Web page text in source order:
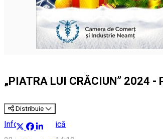
„PIATRA LUI CRĂCIUN” 2024 -
Distribuie
Informare publică